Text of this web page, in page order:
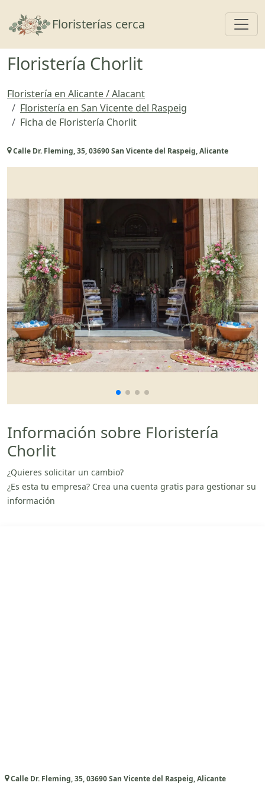
Floristerías cerca
Floristería Chorlit
Floristería en Alicante / Alacant
Floristería en San Vicente del Raspeig
Ficha de Floristería Chorlit
Calle Dr. Fleming, 35, 03690 San Vicente del Raspeig, Alicante
Información sobre Floristería
Chorlit
¿Quieres solicitar un cambio?
¿Es esta tu empresa? Crea una cuenta gratis para gestionar su
información
Calle Dr. Fleming, 35, 03690 San Vicente del Raspeig, Alicante